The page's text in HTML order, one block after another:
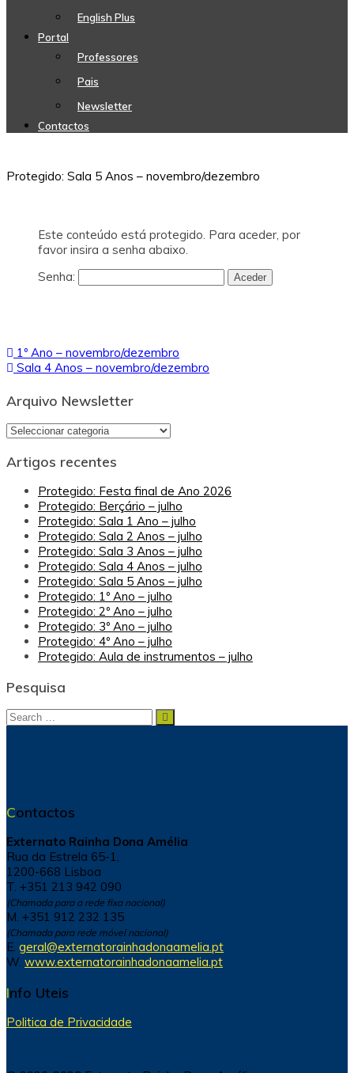
English Plus
Portal
Professores
Pais
Newsletter
Contactos
Protegido: Sala 5 Anos – novembro/dezembro
Este conteúdo está protegido. Para aceder, por
favor insira a senha abaixo.
Senha:
Navegação
de
artigos
1º Ano – novembro/dezembro
Sala 4 Anos – novembro/dezembro
Arquivo Newsletter
Arquivo
Artigos recentes
Protegido: Festa final de Ano 2026
Protegido: Berçário – julho
Protegido: Sala 1 Ano – julho
Protegido: Sala 2 Anos – julho
Protegido: Sala 3 Anos – julho
Protegido: Sala 4 Anos – julho
Protegido: Sala 5 Anos – julho
Protegido: 1º Ano – julho
Protegido: 2º Ano – julho
Protegido: 3º Ano – julho
Protegido: 4º Ano – julho
Protegido: Aula de instrumentos – julho
Pesquisa
Search
Search
Contactos
Externato Rainha Dona Amélia
Rua da Estrela 65-1,
1200-668 Lisboa
T. +351 213 942 090
(Chamada para a rede fixa nacional)
M. +351 912 232 135
(Chamada para rede móvel nacional)
E. geral@externatorainhadonaamelia.pt
W. www.externatorainhadonaamelia.pt
Info Uteis
Politica de Privacidade